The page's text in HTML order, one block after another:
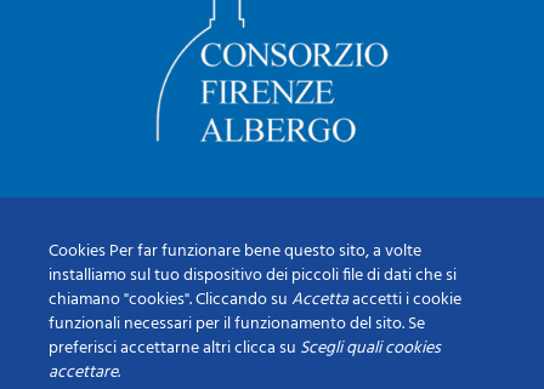
Cookies Per far funzionare bene questo sito, a volte
installiamo sul tuo dispositivo dei piccoli file di dati che si
chiamano "cookies". Cliccando suAccettaaccetti i cookie
funzionali necessari per il funzionamento del sito. Se
preferisci accettarne altri clicca su Scegli quali cookies
accettare.